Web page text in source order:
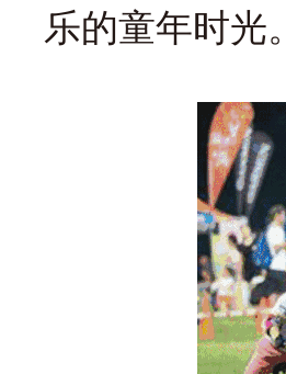
乐的童年时光。